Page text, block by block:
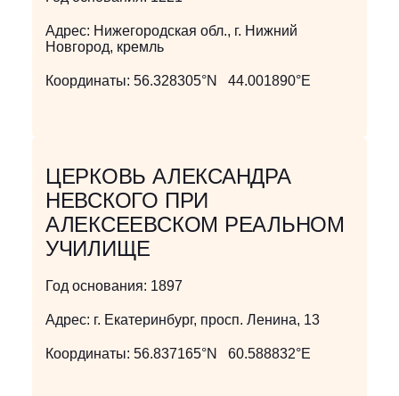
Адрес: Нижегородская обл., г. Нижний
Новгород, кремль
Координаты: 56.328305°N 44.001890°E
ЦЕРКОВЬ АЛЕКСАНДРА
НЕВСКОГО ПРИ
АЛЕКСЕЕВСКОМ РЕАЛЬНОМ
УЧИЛИЩЕ
Год основания: 1897
Адрес: г. Екатеринбург, просп. Ленина, 13
Координаты: 56.837165°N 60.588832°E